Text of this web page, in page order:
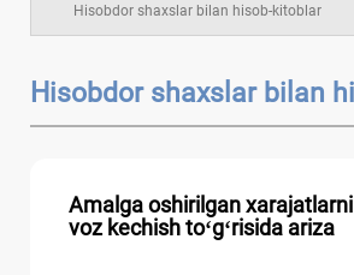
Hisobdor shaхslar bilan hisob-kitoblar
Hisobdor shaхslar bilan
Amalga oshirilgan
voz kechish toʻgʻrisida ariza